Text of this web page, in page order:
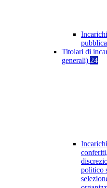
Titolari di
generali) 24
politico